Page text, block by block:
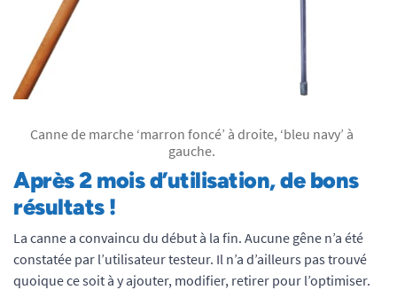
Canne de marche ‘marron foncé’ à droite, ‘bleu navy’ à
gauche.
Après 2 mois d’utilisation, de bons
résultats !
La canne a convaincu du début à la fin. Aucune gêne n’a été
constatée par l’utilisateur testeur. Il n’a d’ailleurs pas trouvé
quoique ce soit à y ajouter, modifier, retirer pour l’optimiser.